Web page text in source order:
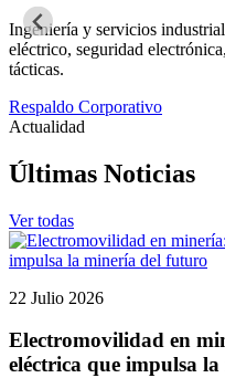
Ingeniería y servicios
eléctrico, seguridad
tácticas.
Respaldo Corporativo
Actualidad
Últimas Noticias
Ver todas
22 Julio 2026
Electromovilidad en
eléctrica que impulsa